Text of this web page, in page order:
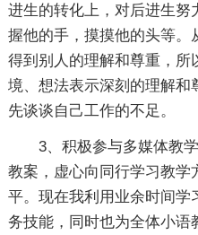
进生的转化上，对后进生努
握他的手，摸摸他的头等。
得到别人的理解和尊重，所
境、想法表示深刻的理解和
先谈谈自己工作的不足。
3、积极参与多媒体教学
教案，虚心向同行学习教学
平。现在我利用业余时间学
务技能，同时也为全体小语